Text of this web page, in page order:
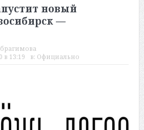
новый
—
в 13:19 в: Официально